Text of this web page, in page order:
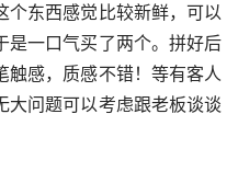
个东西感觉比较新鲜，可以
是一口气买了两个。拼好后
触感，质感不错！等有客人
大问题可以考虑跟老板谈谈